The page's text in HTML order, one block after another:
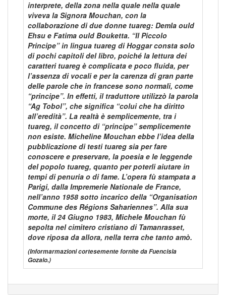
interprete, della zona nella quale nella quale
viveva la Signora Mouchan, con la
collaborazione di due donne tuareg: Demla ould
Ehsu e Fatima ould Bouketta. “Il Piccolo
Principe” in lingua tuareg di Hoggar consta solo
di pochi capitoli del libro, poiché la lettura dei
caratteri tuareg è complicata e poco fluida, per
l’assenza di vocali e per la carenza di gran parte
delle parole che in francese sono normali, come
“principe”. In effetti, il traduttore utilizzò la parola
“Ag Tobol”, che significa “colui che ha diritto
all’eredità”. La realtà è semplicemente, tra i
tuareg, il concetto di “principe” semplicemente
non esiste. Micheline Mouchan ebbe l’idea della
pubblicazione di testi tuareg sia per fare
conoscere e preservare, la poesia e le leggende
del popolo tuareg, quanto per poterli aiutare in
tempi di penuria o di fame. L’opera fù stampata a
Parigi, dalla Impremerie Nationale de France,
nell’anno 1958 sotto incarico della “Organisation
Commune des Régions Sahariennes”. Alla sua
morte, il 24 Giugno 1983, Michele Mouchan fù
sepolta nel cimitero cristiano di Tamanrasset,
dove riposa da allora, nella terra che tanto amò.
(Informarmazioni cortesemente fornite da Fuencisla
Gozalo.)